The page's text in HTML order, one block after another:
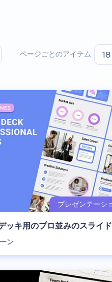
ページごとのアイテム 18
ッキ用のプロ並みのスライド
ン